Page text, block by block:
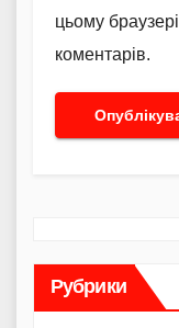
цьому
коментарів.
Рубрики